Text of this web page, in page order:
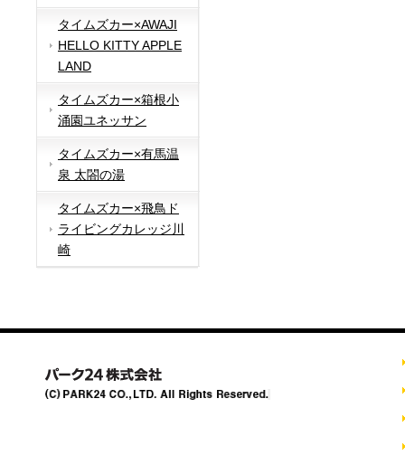
タイムズカー×AWAJI
HELLO KITTY APPLE
LAND
タイムズカー×箱根小
涌園ユネッサン
タイムズカー×有馬温
泉 太閤の湯
タイムズカー×飛鳥ド
ライビングカレッジ川
崎